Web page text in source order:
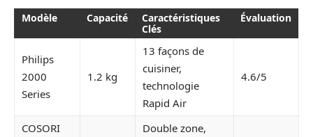
Modèle Capacité
Caractéristiques
Clés
Évaluation
Philips
2000
Series
1.2 kg
13 façons de
cuisiner,
technologie
Rapid Air
4.6/5
COSORI
Double zone,